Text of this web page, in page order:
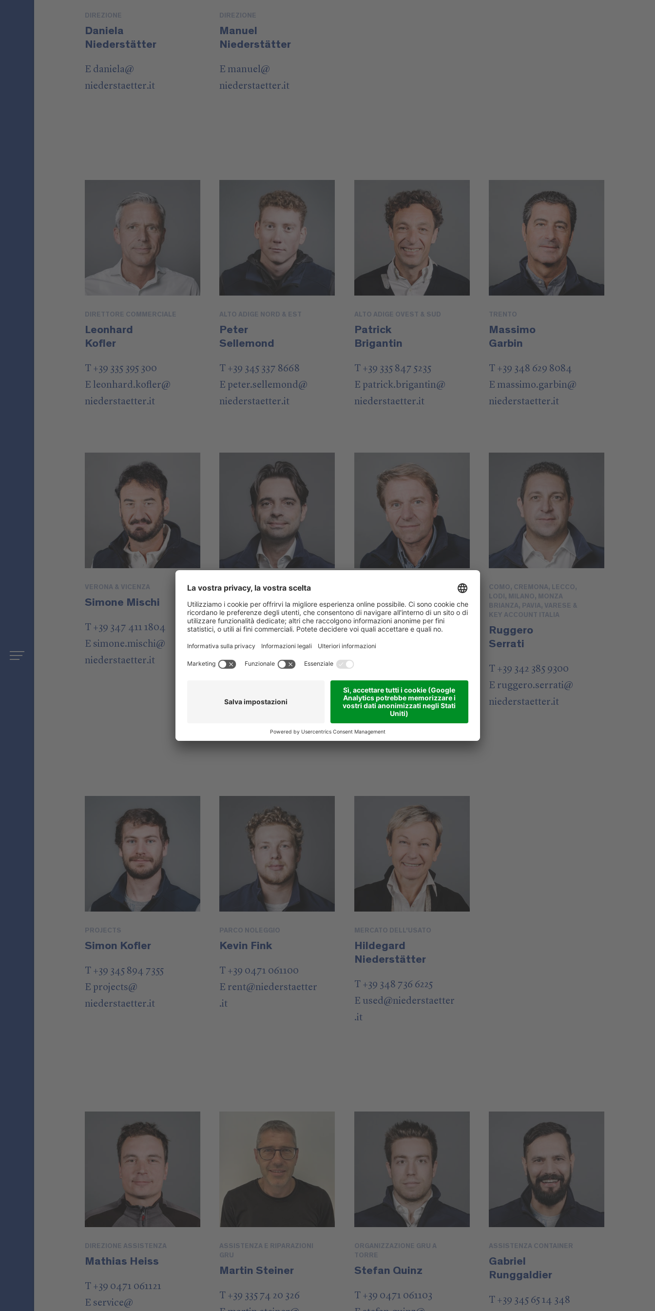
DIREZIONE
Daniela
Niederstätter
E daniela@
niederstaetter.it
DIREZIONE
Manuel
Niederstätter
E manuel@
niederstaetter.it
DIRETTORE COMMERCIALE
Leonhard
Kofler
T +39 335 395 300
E leonhard.kofler@
niederstaetter.it
ALTO ADIGE NORD & EST
Peter
Sellemond
T +39 345 337 8668
E peter.sellemond@
niederstaetter.it
ALTO ADIGE OVEST & SUD
Patrick
Brigantin
T +39 335 847 5235
E patrick.brigantin@
niederstaetter.it
TRENTO
Massimo
Garbin
T +39 348 629 8084
E massimo.garbin@
niederstaetter.it
VERONA & VICENZA
Simone Mischi
T +39 347 411 1804
E simone.mischi@
niederstaetter.it
TREVISO & PORDENONE
Emanuele
Pastorello
T +39 340 056 8188
Eemanuele.pastorello
Natalino
Kratter
COMO, CREMONA, LECCO,
LODI, MILANO, MONZA
BRIANZA, PAVIA, VARESE &
KEY ACCOUNT ITALIA
Ruggero
Serrati
T +39 342 385 9300
E ruggero.serrati@
niederstaetter.it
PROJECTS
Simon Kofler
T +39 345 894 7355
E projects@
niederstaetter.it
PARCO NOLEGGIO
Kevin Fink
T +39 0471 061100
E rent@niederstaetter
.it
MERCATO DELL'USATO
Hildegard
Niederstätter
T +39 348 736 6225
E used@niederstaetter
.it
DIREZIONE ASSISTENZA
Mathias Heiss
T +39 0471 061121
E service@
ASSISTENZA E RIPARAZIONI
GRU
Martin Steiner
T +39 335 74 20 326
ORGANIZZAZIONE GRU A
TORRE
Stefan Quinz
T +39 0471 061103
ASSISTENZA CONTAINER
Gabriel
Runggaldier
T +39 345 65 14 348